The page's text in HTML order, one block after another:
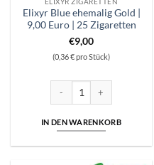
Elixyr Blue ehemalig Gold |
9,00 Euro | 25 Zigaretten
€9,00
(0,36 € pro Stück)
Elixyr Blue ehemalig Gold |
IN DEN WARENKORB